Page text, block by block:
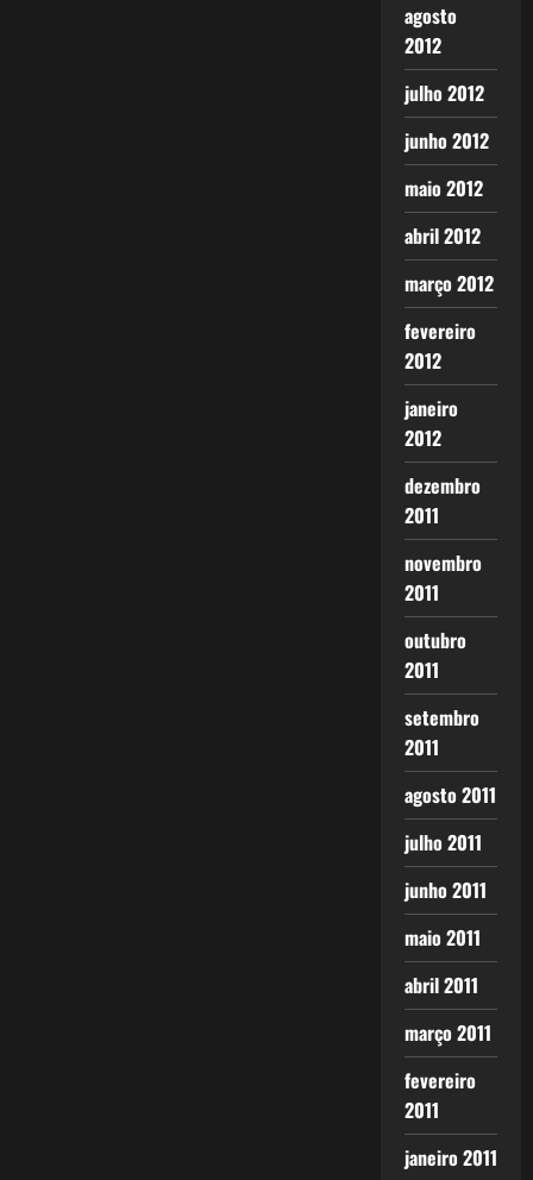
agosto
2012
julho 2012
junho 2012
maio 2012
abril 2012
março 2012
fevereiro
2012
janeiro
2012
dezembro
2011
novembro
2011
outubro
2011
setembro
2011
agosto 2011
julho 2011
junho 2011
maio 2011
abril 2011
março 2011
fevereiro
2011
janeiro 2011